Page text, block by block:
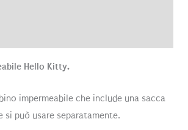
Hello Kitty.
impermeabile che include una sacca
si può usare separatamente.